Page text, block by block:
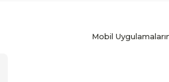
Mobil